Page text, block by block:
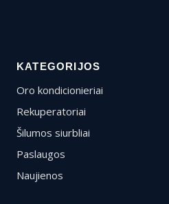
KATEGORIJOS
Oro kondicionieriai
Rekuperatoriai
Šilumos siurbliai
Paslaugos
Naujienos